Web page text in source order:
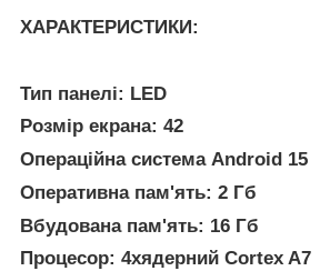
ХАРАКТЕРИСТИКИ:
Тип панелі: LED
Розмір екрана: 42
Операційна система Android 15
Оперативна пам'ять: 2 Гб
Вбудована пам'ять: 16 Гб
Процесор: 4хядерний Cortex A7